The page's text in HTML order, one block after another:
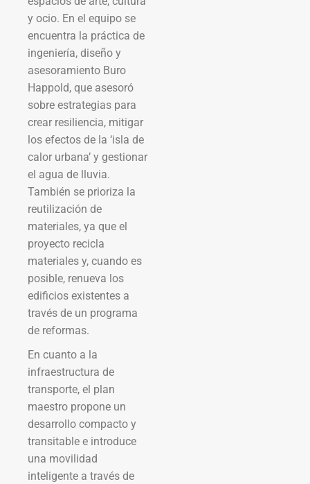
y ocio. En el equipo se
encuentra la práctica de
ingeniería, diseño y
asesoramiento Buro
Happold, que asesoró
sobre estrategias para
crear resiliencia, mitigar
los efectos de la ‘isla de
calor urbana’ y gestionar
el agua de lluvia.
También se prioriza la
reutilización de
materiales, ya que el
proyecto recicla
materiales y, cuando es
posible, renueva los
edificios existentes a
través de un programa
de reformas.
En cuanto a la
infraestructura de
transporte, el plan
maestro propone un
desarrollo compacto y
transitable e introduce
una movilidad
inteligente a través de